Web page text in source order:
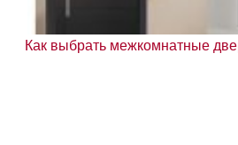
Как выбрать межкомнатные